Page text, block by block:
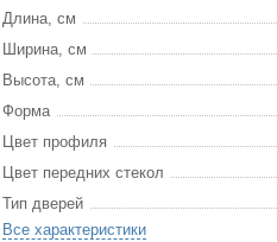
Длина, см
Ширина, см
Высота, см
Форма
Цвет профиля
Цвет передних стекол
Тип дверей
Все характеристики